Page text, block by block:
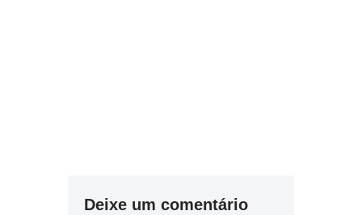
Deixe um comentário